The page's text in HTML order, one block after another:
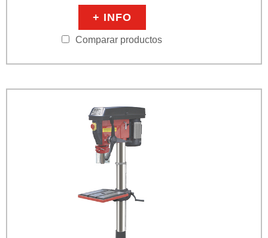
+ INFO
Comparar productos